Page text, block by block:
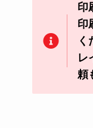
印
印
く
レ
頼